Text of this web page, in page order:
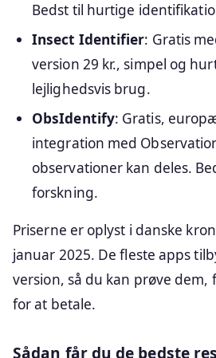
Bedst til hurtige
Insect Identifier: Gratis
version 29 kr., simpel og
lejlighedsvis brug.
ObsIdentify: Gratis,
integration med
observationer kan deles.
forskning.
Priserne er oplyst i danske
januar 2025. De fleste apps
version, så du kan prøve
for at betale.
Sådan får du de bedste